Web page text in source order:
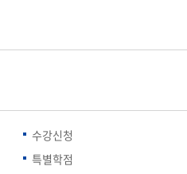
수강신청
특별학점